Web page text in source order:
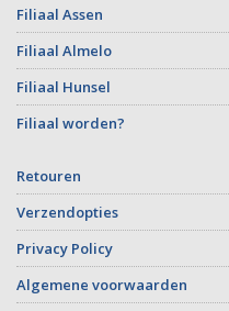
Filiaal Assen
Filiaal Almelo
Filiaal Hunsel
Filiaal worden?
Retouren
Verzendopties
Privacy Policy
Algemene voorwaarden